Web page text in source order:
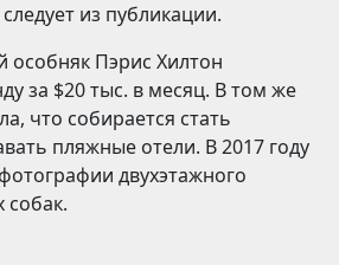
из публикации.
особняк Пэрис Хилтон
за $20 тыс. в месяц. В том же
что собирается стать
пляжные отели. В 2017 году
двухэтажного
собак.